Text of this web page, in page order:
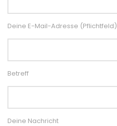
Deine E-Mail-Adresse (Pflichtfeld)
Betreff
Deine Nachricht